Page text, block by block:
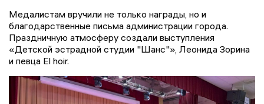
Медалистам вручили не только награды, но и
благодарственные письма администрации города.
Праздничную атмосферу создали выступления
«Детской эстрадной студии "Шанс"», Леонида Зорина
и певца El hoir.